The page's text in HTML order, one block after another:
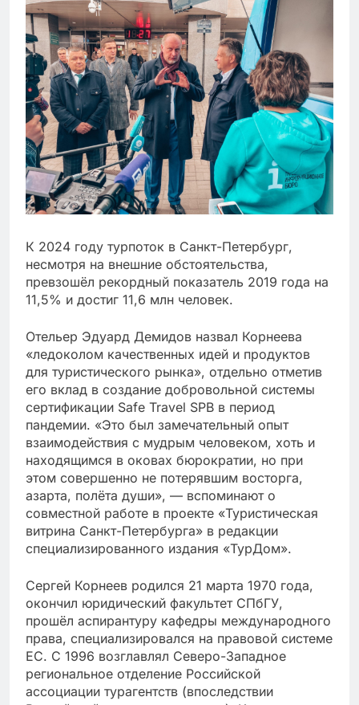
К 2024 году турпоток в Санкт-Петербург,
несмотря на внешние обстоятельства,
превзошёл рекордный показатель 2019 года на
11,5% и достиг 11,6 млн человек.
Отельер Эдуард Демидов назвал Корнеева
«ледоколом качественных идей и продуктов
для туристического рынка», отдельно отметив
его вклад в создание добровольной системы
сертификации Safe Travel SPB в период
пандемии. «Это был замечательный опыт
взаимодействия с мудрым человеком, хоть и
находящимся в оковах бюрократии, но при
этом совершенно не потерявшим восторга,
азарта, полёта души», — вспоминают о
совместной работе в проекте «Туристическая
витрина Санкт-Петербурга» в редакции
специализированного издания «ТурДом».
Сергей Корнеев родился 21 марта 1970 года,
окончил юридический факультет СПбГУ,
прошёл аспирантуру кафедры международного
права, специализировался на правовой системе
ЕС. С 1996 возглавлял Северо-Западное
региональное отделение Российской
ассоциации турагентств (впоследствии